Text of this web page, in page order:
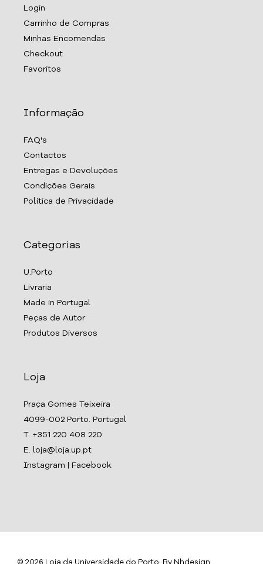
Login
Carrinho de Compras
Minhas Encomendas
Checkout
Favoritos
Informação
FAQ's
Contactos
Entregas e Devoluções
Condições Gerais
Política de Privacidade
Categorias
U.Porto
Livraria
Made in Portugal
Peças de Autor
Produtos Diversos
Loja
Praça Gomes Teixeira
4099-002 Porto. Portugal
T. +351 220 408 220
E. loja@loja.up.pt
Instagram
Facebook